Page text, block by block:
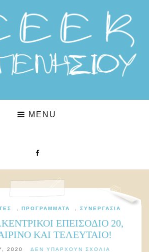
MENU
ΠΡΟΓΡΆΜΜΑΤΑ ΣΥΝΕΡΓΑΣΊΑ
ΕΠΕΙΣΟΔΙΟ 20,
ΚΑΙ ΤΕΛΕΥΤΑΙΟ!
2020 ΔΕΝ ΥΠΆΡΧΟΥΝ ΣΧΌΛΙΑ